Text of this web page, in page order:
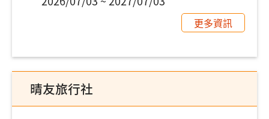
更多資訊
晴友旅行社